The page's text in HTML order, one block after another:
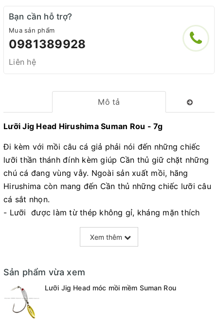
Bạn cần hỗ trợ?
Mua sản phẩm
0981389928
Liên hệ
Mô tả
Lưỡi Jig Head Hirushima Suman Rou - 7g
Đi kèm với mồi câu cá giả phải nói đến những chiếc
lưỡi thần thánh đính kèm giúp Cần thủ giữ chặt những
chú cá đang vùng vẫy. Ngoài sản xuất mồi, hãng
Hirushima còn mang đến Cần thủ những chiếc lưỡi câu
cá sắt nhọn.
- Lưỡi được làm từ thép không gỉ, kháng mặn thích
hợp câu ở mọi khu vực như: nước mặn, nước ngọt,
- Phù hợp sử dụng với nhiều mồi câu cá giả khác nhau
Xem thêm
Sản phẩm vừa xem
Lưỡi Jig Head móc mồi mềm Suman Rou